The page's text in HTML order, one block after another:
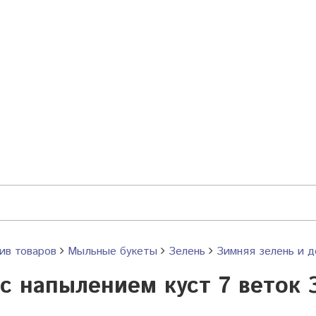
товаров Мыльные букеты Зелень Зимняя зелень и
напылением куст 7 веток